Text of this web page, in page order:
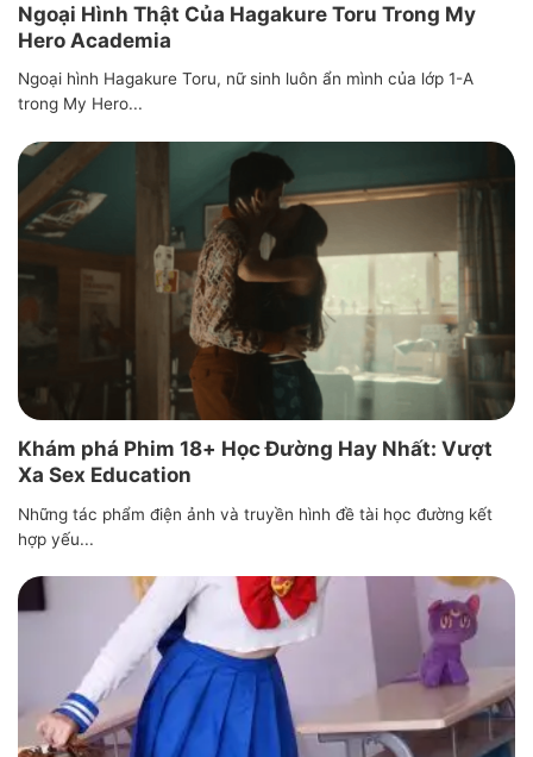
Ngoại Hình Thật Của Hagakure Toru Trong My
Hero Academia
Ngoại hình Hagakure Toru, nữ sinh luôn ẩn mình của lớp 1-A
trong My Hero...
Khám phá Phim 18+ Học Đường Hay Nhất: Vượt
Xa Sex Education
Những tác phẩm điện ảnh và truyền hình đề tài học đường kết
hợp yếu...